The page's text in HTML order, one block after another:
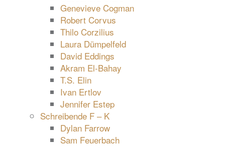
Genevieve Cogman
Robert Corvus
Thilo Corzilius
Laura Dümpelfeld
David Eddings
Akram El-Bahay
T.S. Elin
Ivan Ertlov
Jennifer Estep
Schreibende F – K
Dylan Farrow
Sam Feuerbach